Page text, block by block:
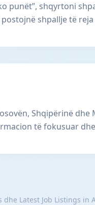
punët”, shqyrtoni
shpallje të
Shqipërinë
të fokusuar
Latest Job Listings in